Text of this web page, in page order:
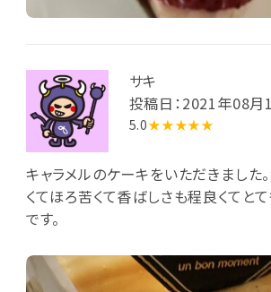
サキ
投稿日：2021年08月
5.0★★★★★
キャラメルのケーキをいただきました
くてほろ苦くて香ばしさも程良くてと
です。